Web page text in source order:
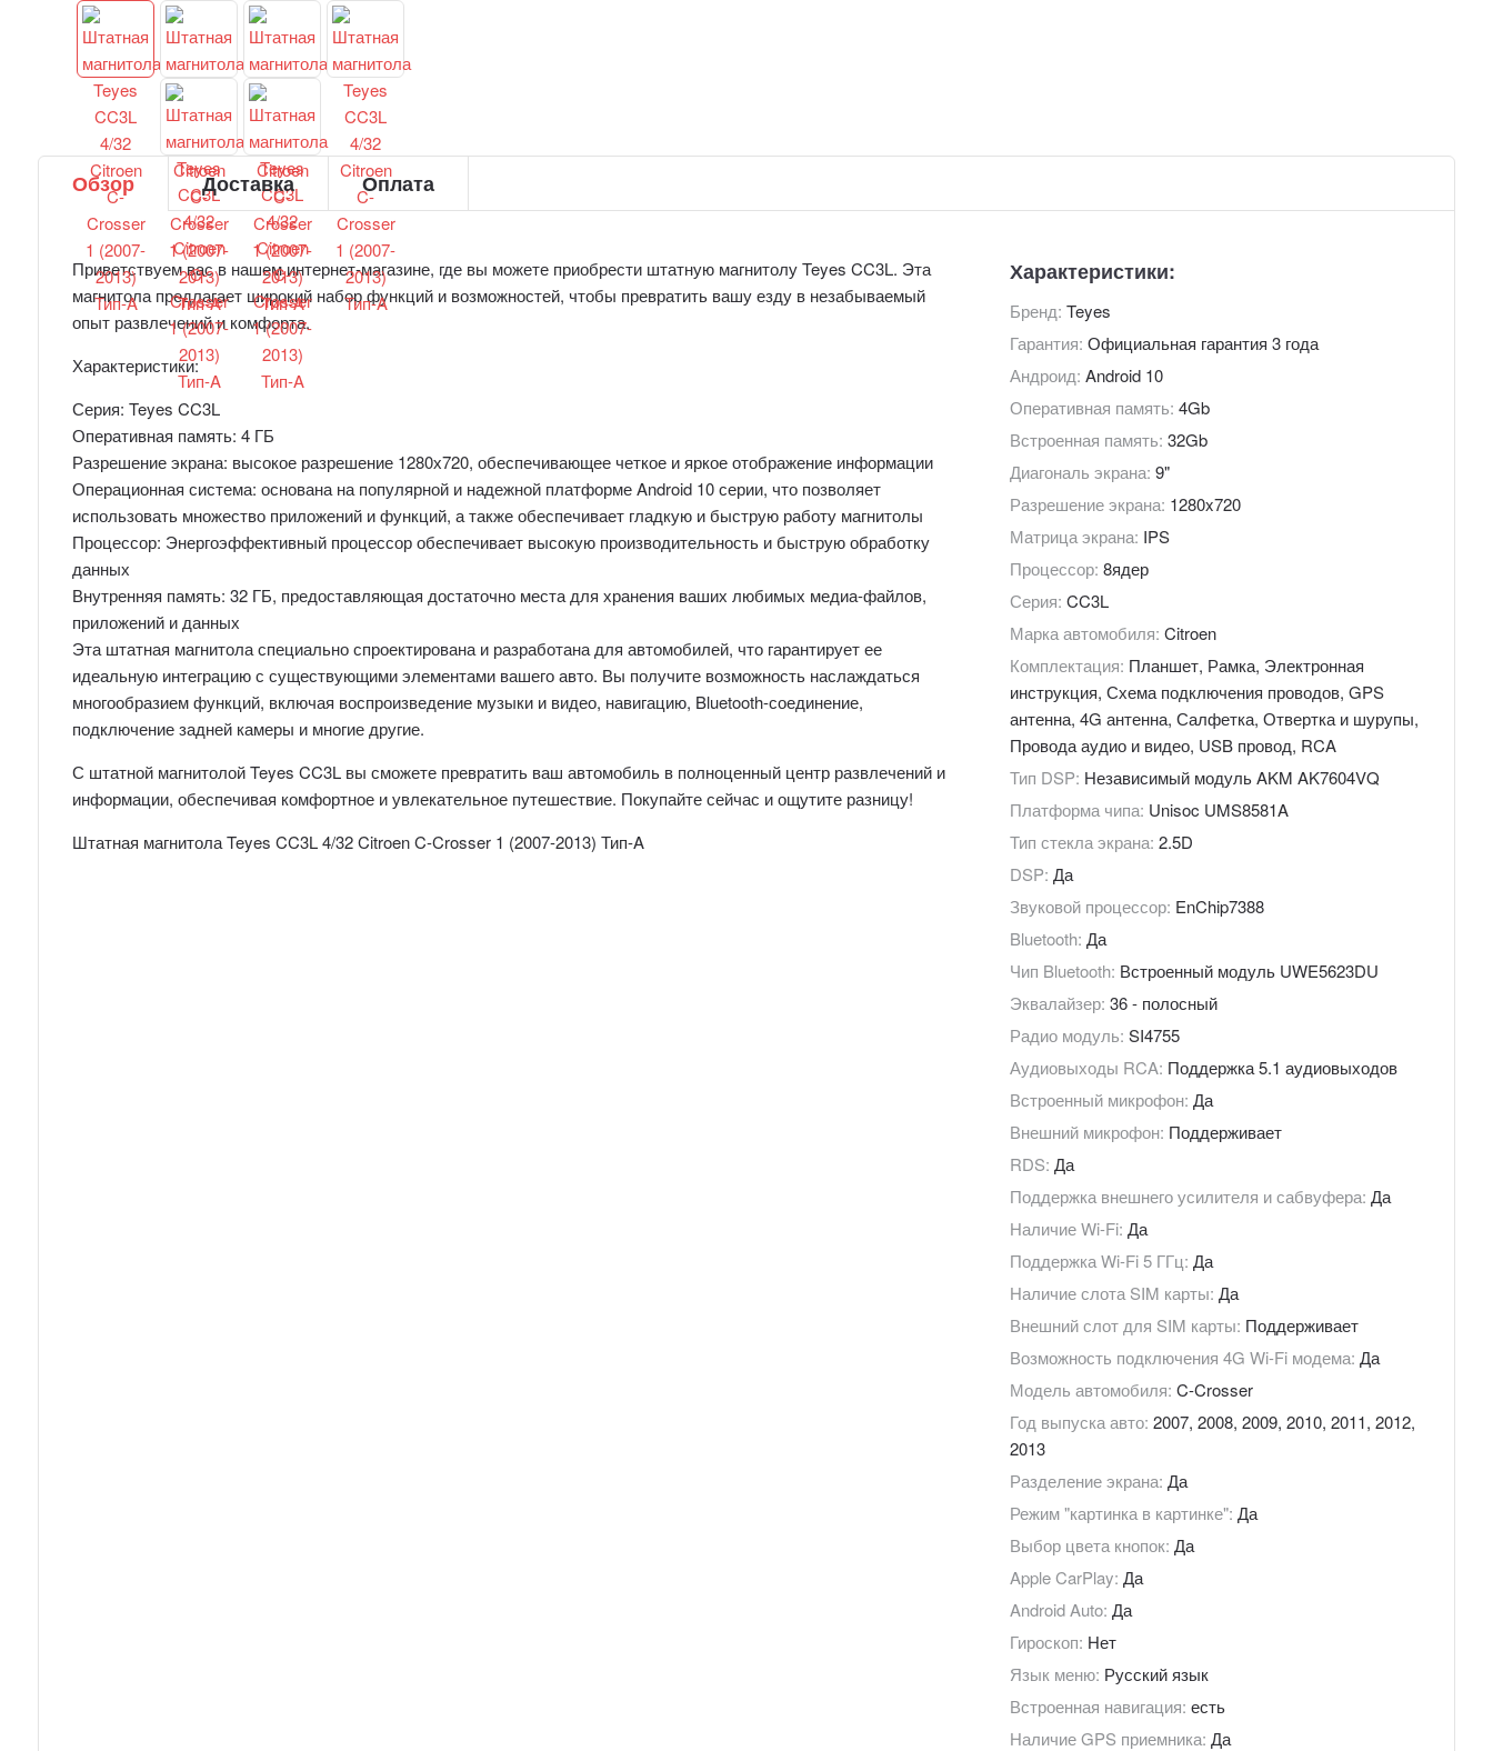
Обзор Доставка Оплата
Приветствуем вас в нашем интернет-магазине, где вы можете приобрести штатную магнитолу Teyes CC3L. Эта
магнитола предлагает широкий набор функций и возможностей, чтобы превратить вашу езду в незабываемый
опыт развлечений и комфорта.
Характеристики:
Серия: Teyes CC3L
Оперативная память: 4 ГБ
Разрешение экрана: высокое разрешение 1280х720, обеспечивающее четкое и яркое отображение информации
Операционная система: основана на популярной и надежной платформе Android 10 серии, что позволяет
использовать множество приложений и функций, а также обеспечивает гладкую и быструю работу магнитолы
Процессор: Энергоэффективный процессор обеспечивает высокую производительность и быструю обработку
данных
Внутренняя память: 32 ГБ, предоставляющая достаточно места для хранения ваших любимых медиа-файлов,
приложений и данных
Эта штатная магнитола специально спроектирована и разработана для автомобилей, что гарантирует ее
идеальную интеграцию с существующими элементами вашего авто. Вы получите возможность наслаждаться
многообразием функций, включая воспроизведение музыки и видео, навигацию, Bluetooth-соединение,
подключение задней камеры и многие другие.
С штатной магнитолой Teyes CC3L вы сможете превратить ваш автомобиль в полноценный центр развлечений и
информации, обеспечивая комфортное и увлекательное путешествие. Покупайте сейчас и ощутите разницу!
Штатная магнитола Teyes CC3L 4/32 Citroen C-Crosser 1 (2007-2013) Тип-A
Характеристики:
Бренд: Teyes
Гарантия: Официальная гарантия 3 года
Андроид: Android 10
Оперативная память: 4Gb
Встроенная память: 32Gb
Диагональ экрана: 9"
Разрешение экрана: 1280x720
Матрица экрана: IPS
Процессор: 8ядер
Серия: CC3L
Марка автомобиля: Citroen
Комплектация: Планшет, Рамка, Электронная
инструкция, Схема подключения проводов, GPS
антенна, 4G антенна, Салфетка, Отвертка и шурупы,
Провода аудио и видео, USB провод, RCA
Тип DSP: Независимый модуль AKM AK7604VQ
Платформа чипа: Unisoc UMS8581A
Тип стекла экрана: 2.5D
DSP: Да
Звуковой процессор: EnChip7388
Bluetooth: Да
Чип Bluetooth: Встроенный модуль UWE5623DU
Эквалайзер: 36 - полосный
Радио модуль: SI4755
Аудиовыходы RCA: Поддержка 5.1 аудиовыходов
Встроенный микрофон: Да
Внешний микрофон: Поддерживает
RDS: Да
Поддержка внешнего усилителя и сабвуфера: Да
Наличие Wi-Fi: Да
Поддержка Wi-Fi 5 ГГц: Да
Наличие слота SIM карты: Да
Внешний слот для SIM карты: Поддерживает
Возможность подключения 4G Wi-Fi модема: Да
Модель автомобиля: C-Crosser
Год выпуска авто: 2007, 2008, 2009, 2010, 2011, 2012,
2013
Разделение экрана: Да
Режим "картинка в картинке": Да
Выбор цвета кнопок: Да
Apple CarPlay: Да
Android Auto: Да
Гироскоп: Нет
Язык меню: Русский язык
Встроенная навигация: есть
Наличие GPS приемника: Да